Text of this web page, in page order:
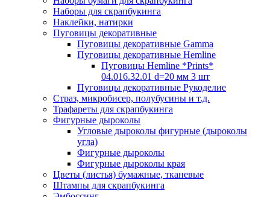
Наборы для скрапбукинга
Наклейки, натирки
Пуговицы декоративные
Пуговицы декоративные Gamma
Пуговицы декоративные Hemline
Пуговицы Hemline *Prints*
04.016.32.01 d=20 мм 3 шт
Пуговицы декоративные Рукоделие
Страз, микробисер, полубусины и т.д.
Трафареты для скрапбукинга
Фигурные дыроколы
Угловые дыроколы фигурные (дыроколы
угла)
Фигурные дыроколы
Фигурные дыроколы края
Цветы (листья) бумажные, тканевые
Штампы для скрапбукинга